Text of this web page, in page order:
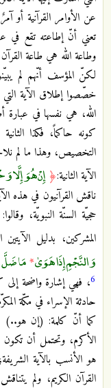
عن الأوامر القرآنية أو
تعني أنّ إطاعته تقع في
وطاعة الله هي طاعة
لكنّ المؤسف أنّهم لم
خصّصوا إطلاق الآية التي
الله، هي نفسها في عبارة
كونه حاكماً، فكذا
التخصيص، وهذا ما لم
الآية الثانية:﴿ إِنْ هُوَ إِلَّا
ناقش القرآنيون في هذه
حجيّة السنّة النبويّة،
المشركين، بدليل
وَالنَّجْمِ إِذَا هَوَىٰ*مَا
6، فهي إشارة واضحة
حادثة الإسراء في مكّة
كما أنّ كلمة: (إن هو..)
الأكرم، وتحتمل أن تكون
هو الأنسب بالآية
القرآن الكريم، ولم